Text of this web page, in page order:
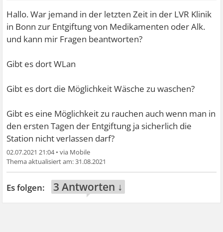
Hallo. War jemand in der letzten Zeit in der LVR Klinik
in Bonn zur Entgiftung von Medikamenten oder Alk.
und kann mir Fragen beantworten?
Gibt es dort WLan
Gibt es dort die Möglichkeit Wäsche zu waschen?
Gibt es eine Möglichkeit zu rauchen auch wenn man in
den ersten Tagen der Entgiftung ja sicherlich die
Station nicht verlassen darf?
02.07.2021 21:04•
31.08.2021
3 Antworten ↓